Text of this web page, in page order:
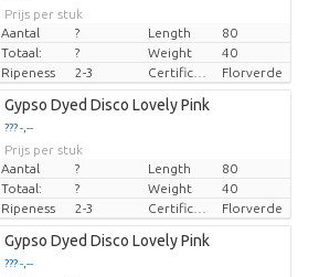
Prijs per stuk
Aantal
? Length
80
Totaal:
? Weight
40
Ripeness
2-3 Florverde
Gypso Dyed Disco Lovely Pink
??? -,--
Prijs per stuk
Aantal
? Length
80
Totaal:
? Weight
40
Ripeness
2-3 Florverde
Gypso Dyed Disco Lovely Pink
??? -,--